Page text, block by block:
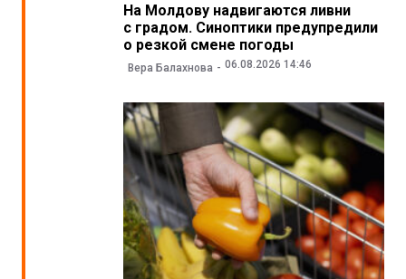
На Молдову надвигаются ливни
с градом. Синоптики предупредили
о резкой смене погоды
Вера Балахнова 06.08.2026 14:46